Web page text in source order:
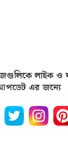
লাইক ও
এর জন্যে